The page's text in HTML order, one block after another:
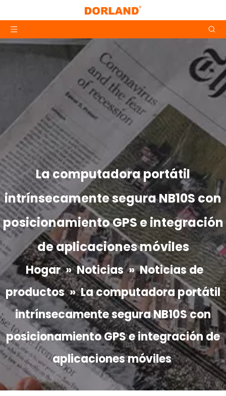
La computadora portátil
intrínsecamente segura NB10S con
posicionamiento GPS e integración
de aplicaciones móviles
Hogar »Noticias »Noticias de
productos »La computadora portátil
intrínsecamente segura NB10S con
posicionamiento GPS e integración de
aplicaciones móviles